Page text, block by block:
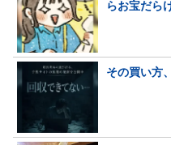
らお宝だら
その買い方